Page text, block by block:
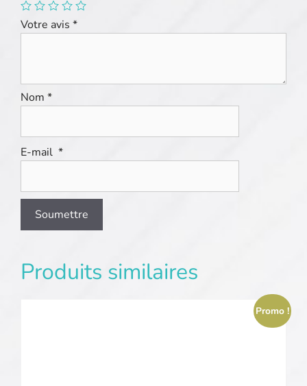
Votre avis *
Nom *
E-mail *
Produits similaires
Promo !